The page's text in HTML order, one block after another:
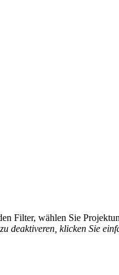
Filter, wählen Sie
deaktiveren, klicken Sie